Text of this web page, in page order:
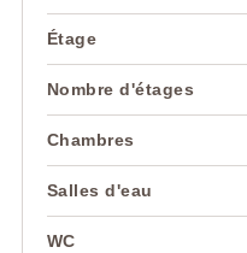
Étage
Nombre d'étages
Chambres
Salles d'eau
WC